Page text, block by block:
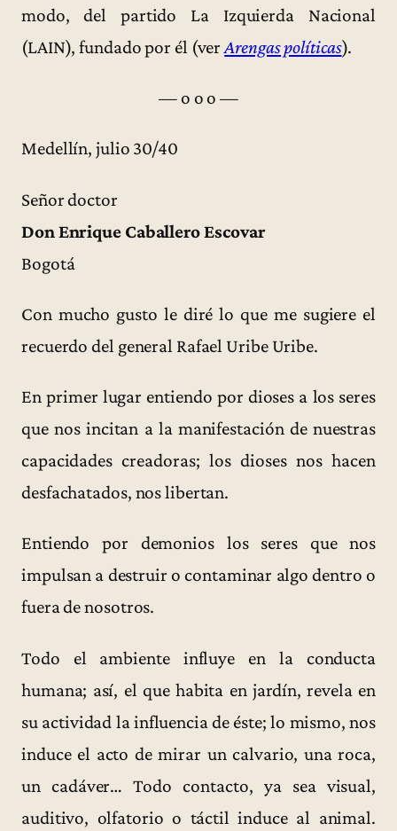
modo, del partido La Izquierda Nacional
(LAIN), fundado por él (verArengas políticas).
— o o o —
Medellín, julio 30/40
Señor doctor
Don Enrique Caballero Escovar
Bogotá
Con mucho gusto le diré lo que me sugiere el
recuerdo del general Rafael Uribe Uribe.
En primer lugar entiendo por dioses a los seres
que nos incitan a la manifestación de nuestras
capacidades creadoras; los dioses nos hacen
desfachatados, nos libertan.
Entiendo por demonios los seres que nos
impulsan a destruir o contaminar algo dentro o
fuera de nosotros.
Todo el ambiente influye en la conducta
humana; así, el que habita en jardín, revela en
su actividad la influencia de éste; lo mismo, nos
induce el acto de mirar un calvario, una roca,
un cadáver… Todo contacto, ya sea visual,
auditivo, olfatorio o táctil induce al animal.